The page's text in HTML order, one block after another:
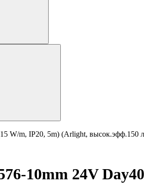
W/m, IP20, 5m) (Arlight, высок.эфф.150
10mm 24V